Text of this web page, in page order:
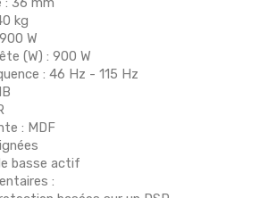
kg
W
(W) : 900 W
: 46 Hz - 115 Hz
: MDF
basse actif
: